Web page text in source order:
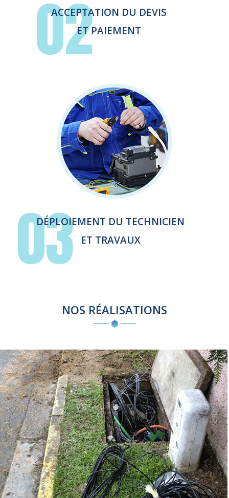
02
ACCEPTATION DU DEVIS
ET PAIEMENT
03
DÉPLOIEMENT DU TECHNICIEN
ET TRAVAUX
NOS RÉALISATIONS